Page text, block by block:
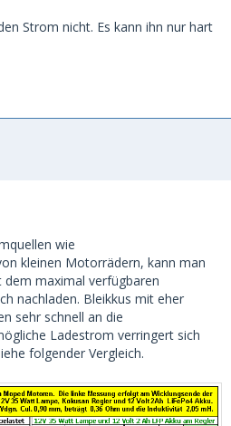
Strom nicht. Es kann ihn nur hart
wie
kleinen Motorrädern, kann man
dem maximal verfügbaren
nachladen. Bleikkus mit eher
sehr schnell an die
Ladestrom verringert sich
folgender Vergleich.